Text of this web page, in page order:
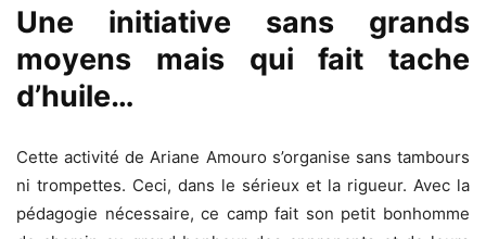
Une initiative sans grands
moyens mais qui fait tache
d’huile…
Cette activité de Ariane Amouro s’organise sans tambours
ni trompettes. Ceci, dans le sérieux et la rigueur. Avec la
pédagogie nécessaire, ce camp fait son petit bonhomme